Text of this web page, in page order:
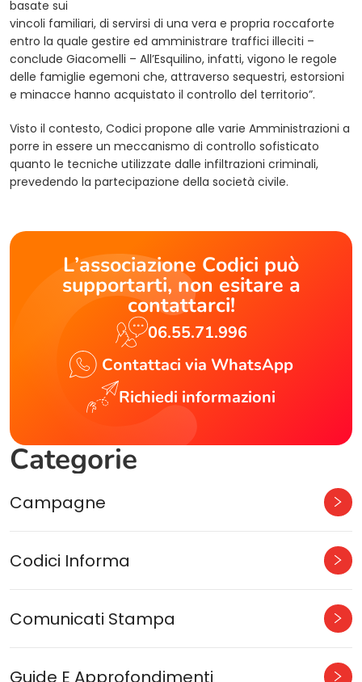
basate sui
vincoli familiari, di servirsi di una vera e propria roccaforte
entro la quale gestire ed amministrare traffici illeciti –
conclude Giacomelli – All’Esquilino, infatti, vigono le regole
delle famiglie egemoni che, attraverso sequestri, estorsioni
e minacce hanno acquistato il controllo del territorio”.
Visto il contesto, Codici propone alle varie Amministrazioni a
porre in essere un meccanismo di controllo sofisticato
quanto le tecniche utilizzate dalle infiltrazioni criminali,
prevedendo la partecipazione della società civile.
L’associazione Codici può
supportarti, non esitare a
contattarci!
06.55.71.996
Contattaci via WhatsApp
Richiedi informazioni
Categorie
Campagne
Codici Informa
Comunicati Stampa
Guide E Approfondimenti